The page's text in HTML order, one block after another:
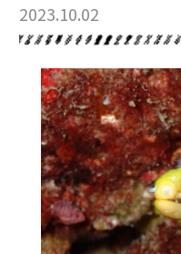
お問い合わせ オ
2023.10.02